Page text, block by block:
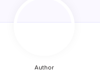
Author